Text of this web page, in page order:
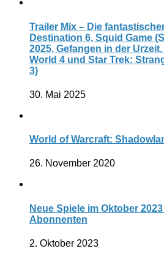
Trailer Mix – Die
Destination 6, Squid Game
2025, Gefangen in der
World 4 und Star Trek:
3)
30. Mai 2025
World of Warcraft:
26. November 2020
Neue Spiele im Oktober
Abonnenten
2. Oktober 2023